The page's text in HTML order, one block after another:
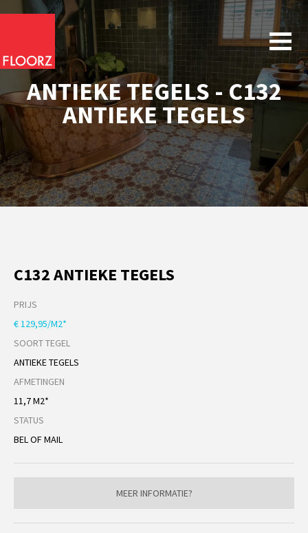
ANTIEKE TEGELS - C132
ANTIEKE TEGELS
C132 ANTIEKE TEGELS
PRIJS
€ 129,95/M2*
SOORT TEGEL
ANTIEKE TEGELS
AFMETINGEN
11,7 M2*
STATUS
BEL OF MAIL
MEER INFORMATIE?